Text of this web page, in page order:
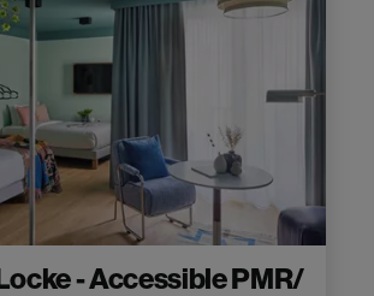
- Accessible PMR/